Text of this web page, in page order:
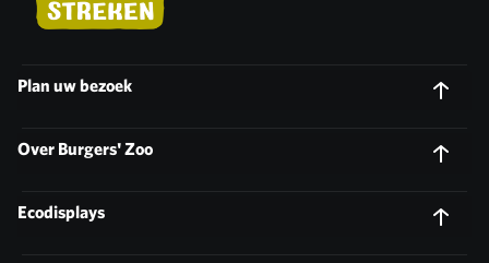
Plan uw bezoek
Over Burgers' Zoo
Ecodisplays